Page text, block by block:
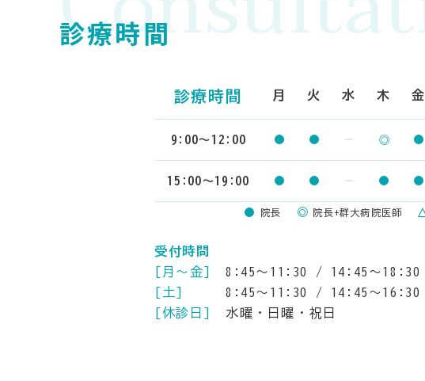
診療時間
診療時間 月 火 水 木 金
9:00〜12:00
15:00〜19:00
院長 院長+群大病院医師
受付時間
[月〜金]
8:45〜11:30 /
14:45〜18:30
[土]
8:45〜11:30 /
14:45〜16:30
[休診日]
水曜・日曜・祝日